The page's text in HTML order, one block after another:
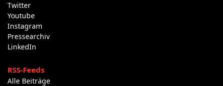
Twitter
Youtube
Instagram
Pressearchiv
LinkedIn
RSS-Feeds
Alle Beiträge